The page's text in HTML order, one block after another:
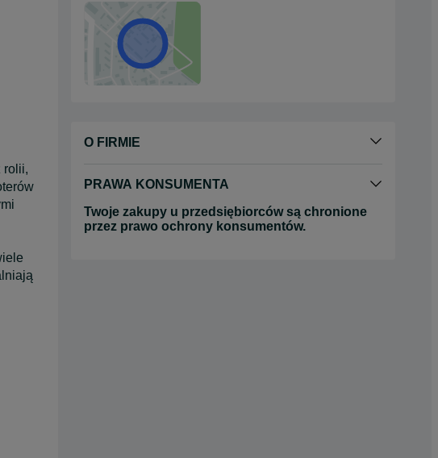
rolii,
O FIRMIE
PRAWA KONSUMENTA
Twoje zakupy u przedsiębiorców są chronione
przez prawo ochrony konsumentów.